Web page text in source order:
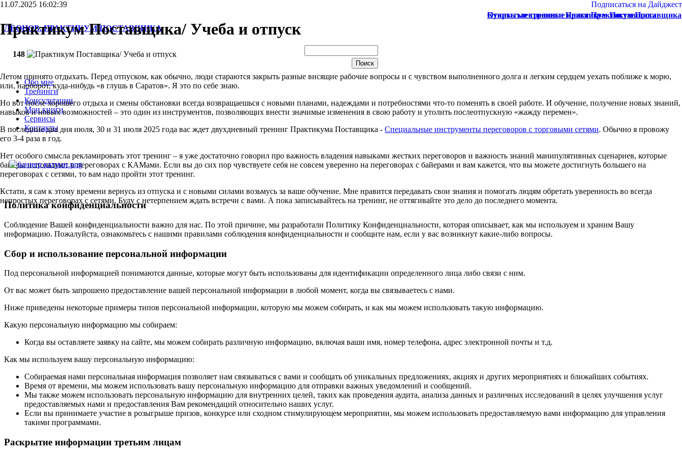
ЛЕОНОВ. ПРАКТИКУМ ПОСТАВЩИКА
Обо мне
Тренинги
Консультации
Мои книги
Сервисы
Контакты
11.07.2025 16:02:39 Подписаться на Дайджест
Практикум Поставщика/ Учеба и отпуск
148
Летом принято отдыхать. Перед отпуском, как обычно, люди стараются закрыть разные висящие рабочие вопросы и с чувством выполненного долга и легким сердцем уехать поближе к морю,
или, наоборот, куда-нибудь «в глушь в Саратов». Я это по себе знаю.
Но вот после хорошего отдыха и смены обстановки всегда возвращаешься с новыми планами, надеждами и потребностями что-то поменять в своей работе. И обучение, получение новых знаний,
навыков и новых возможностей – это один из инструментов, позволяющих внести значимые изменения в свою работу и утолить послеотпускную «жажду перемен».
В последние два дня июля, 30 и 31 июля 2025 года вас ждет двухдневный тренинг Практикума Поставщика - Специальные инструменты переговоров с торговыми сетями. Обычно я провожу
его 3-4 раза в год.
Нет особого смысла рекламировать этот тренинг – я уже достаточно говорил про важность владения навыками жестких переговоров и важность знаний манипулятивных сценариев, которые
байеры используют в переговорах с КАМами. Если вы до сих пор чувствуете себя не совсем уверенно на переговорах с байерами и вам кажется, что вы можете достигнуть большего на
переговорах с сетями, то вам надо пройти этот тренинг.
Кстати, я сам к этому времени вернусь из отпуска и с новыми силами возьмусь за ваше обучение. Мне нравится передавать свои знания и помогать людям обретать уверенность во всегда
непростых переговорах с сетями. Буду с нетерпением ждать встречи с вами. А пока записывайтесь на тренинг, не оттягивайте это дело до последнего момента.
Купить электронные книги Практикум Поставщика
Открытые тренинги Практикум Поставщика
Политика конфиденциальности
Соблюдение Вашей конфиденциальности важно для нас. По этой причине, мы разработали Политику Конфиденциальности, которая описывает, как мы используем и храним Вашу
информацию. Пожалуйста, ознакомьтесь с нашими правилами соблюдения конфиденциальности и сообщите нам, если у вас возникнут какие-либо вопросы.
Сбор и использование персональной информации
Под персональной информацией понимаются данные, которые могут быть использованы для идентификации определенного лица либо связи с ним.
От вас может быть запрошено предоставление вашей персональной информации в любой момент, когда вы связываетесь с нами.
Ниже приведены некоторые примеры типов персональной информации, которую мы можем собирать, и как мы можем использовать такую информацию.
Какую персональную информацию мы собираем:
Когда вы оставляете заявку на сайте, мы можем собирать различную информацию, включая ваши имя, номер телефона, адрес электронной почты и т.д.
Как мы используем вашу персональную информацию:
Собираемая нами персональная информация позволяет нам связываться с вами и сообщать об уникальных предложениях, акциях и других мероприятиях и ближайших событиях.
Время от времени, мы можем использовать вашу персональную информацию для отправки важных уведомлений и сообщений.
Мы также можем использовать персональную информацию для внутренних целей, таких как проведения аудита, анализа данных и различных исследований в целях улучшения услуг
предоставляемых нами и предоставления Вам рекомендаций относительно наших услуг.
Если вы принимаете участие в розыгрыше призов, конкурсе или сходном стимулирующем мероприятии, мы можем использовать предоставляемую вами информацию для управления
такими программами.
Раскрытие информации третьим лицам